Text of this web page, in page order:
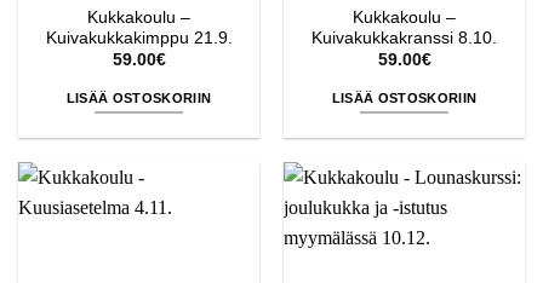
Kukkakoulu –
Kuivakukkakimppu 21.9.
59.00€
LISÄÄ OSTOSKORIIN
Kukkakoulu –
Kuivakukkakranssi 8.10.
59.00€
LISÄÄ OSTOSKORIIN